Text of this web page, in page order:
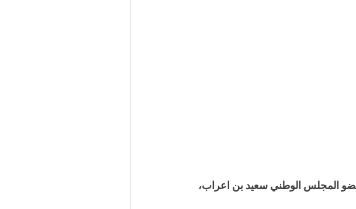
عضو المجلس الوطني سعيد بن اعراب،